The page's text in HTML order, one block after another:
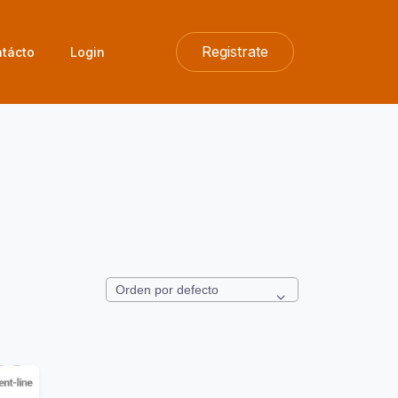
Login Registrate